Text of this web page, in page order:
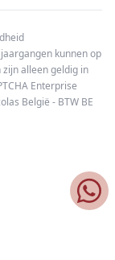
kunnen op
alleen geldig in
Enterprise
België - BTW BE